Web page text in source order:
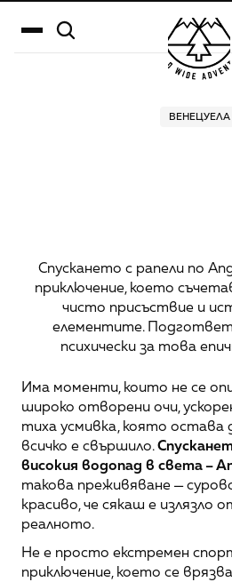
ВЕНЕЦУЕЛА
Спускането с рапели по
приключение, което
чисто присъствие и
елементите.
психически за това
Има моменти, които не се
широко отворени очи,
тиха усмивка, която остава
всичко е свършило.
високия водопад в света –
такова преживяване —
красиво, че сякаш е излязло
реалното.
Не е просто екстремен
приключение, което се
Блог
За нас